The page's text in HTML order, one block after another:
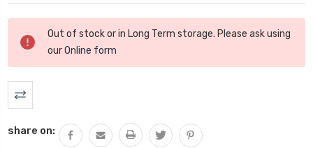
actuel
Out of stock or in Long Term storage. Please ask using
ourOnline form
share on: